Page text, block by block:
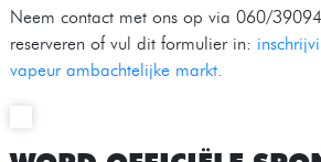
Neem contact met ons op via 060/
reserveren of vul dit formulier in:
vapeur ambachtelijke markt.